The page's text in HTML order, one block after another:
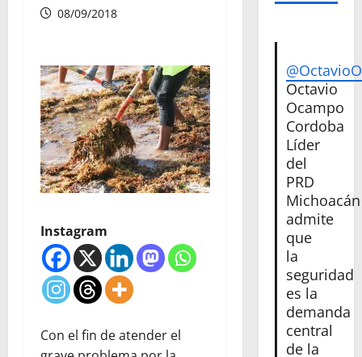
08/09/2018
Instagram
Con el fin de atender el
Octavio
Ocampo
Cordoba
Líder
del
PRD
Michoacán
admite
que
la
seguridad
es la
demanda
central
de la